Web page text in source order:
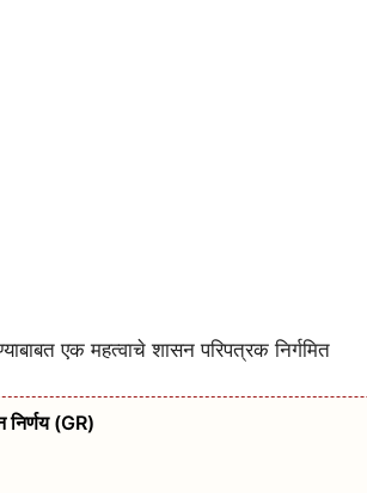
एक महत्वाचे शासन परिपत्रक निर्गमित
निर्णय (GR)